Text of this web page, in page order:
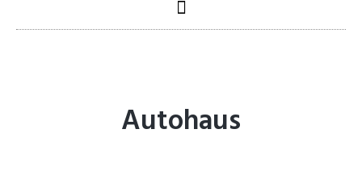
Autohaus